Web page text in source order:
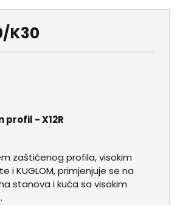
K30
profil - X12R
zaštićenog profila, visokim
i KUGLOM, primjenjuje se na
stanova i kuća sa visokim